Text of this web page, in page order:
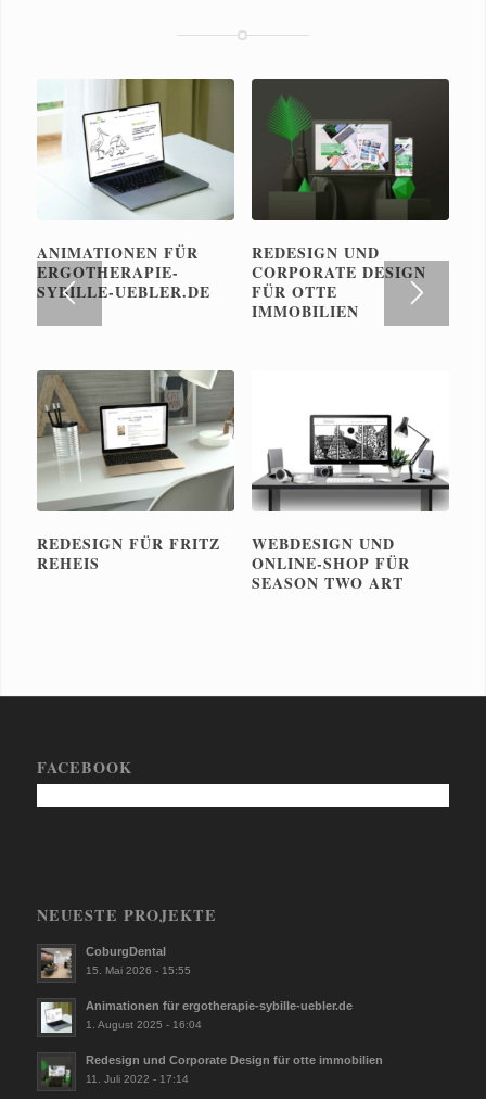
ANIMATIONEN FÜR
ERGOTHERAPIE-
SYBILLE-UEBLER.DE
REDESIGN UND
CORPORATE DESIGN
FÜR OTTE
IMMOBILIEN
REDESIGN FÜR FRITZ
REHEIS
WEBDESIGN UND
ONLINE-SHOP FÜR
SEASON TWO ART
FACEBOOK
NEUESTE PROJEKTE
CoburgDental
15. Mai 2026 - 15:55
Animationen für ergotherapie-sybille-uebler.de
1. August 2025 - 16:04
Redesign und Corporate Design für otte immobilien
11. Juli 2022 - 17:14